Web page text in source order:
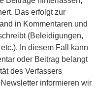
Das erfolgt zur
in Kommentaren und
(Beleidigungen,
In diesem Fall kann
oder Beitrag belangt
des Verfassers
informieren wir